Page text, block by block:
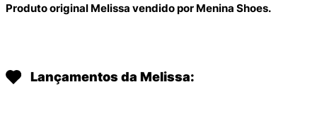
Produto original Melissa vendido por Menina Shoes.
Lançamentos da Melissa: